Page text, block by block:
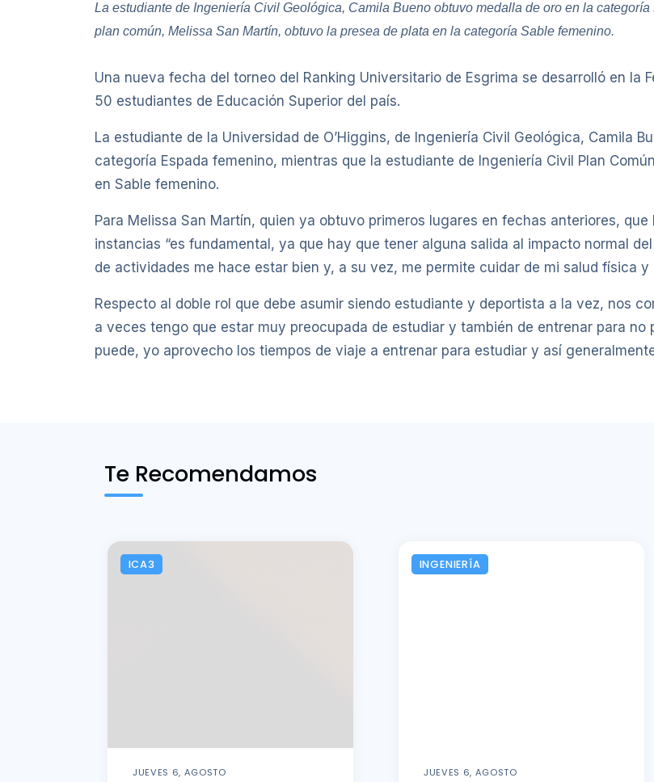
La estudiante de Ingeniería Civil Geológica, Camila Bueno obtuvo medalla de oro en la
plan común, Melissa San Martín, obtuvo la presea de plata en la categoría Sable femenino.
Una nueva fecha del torneo del Ranking Universitario de Esgrima se desarrolló en la
50 estudiantes de Educación Superior del país.
La estudiante de la Universidad de O’Higgins, de Ingeniería Civil Geológica, Camila
categoría Espada femenino, mientras que la estudiante de Ingeniería Civil Plan
en Sable femenino.
Para Melissa San Martín, quien ya obtuvo primeros lugares en fechas anteriores,
instancias “es fundamental, ya que hay que tener alguna salida al impacto normal
de actividades me hace estar bien y, a su vez, me permite cuidar de mi salud física y
Respecto al doble rol que debe asumir siendo estudiante y deportista a la vez, nos
a veces tengo que estar muy preocupada de estudiar y también de entrenar para no
puede, yo aprovecho los tiempos de viaje a entrenar para estudiar y así
Te Recomendamos
ICA3
JUEVES 6, AGOSTO
INGENIERÍA
JUEVES 6, AGOSTO